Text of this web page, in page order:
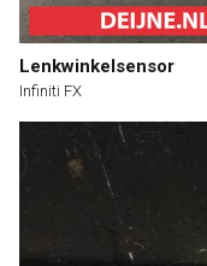
Lenkwinkelsensor
Infiniti FX